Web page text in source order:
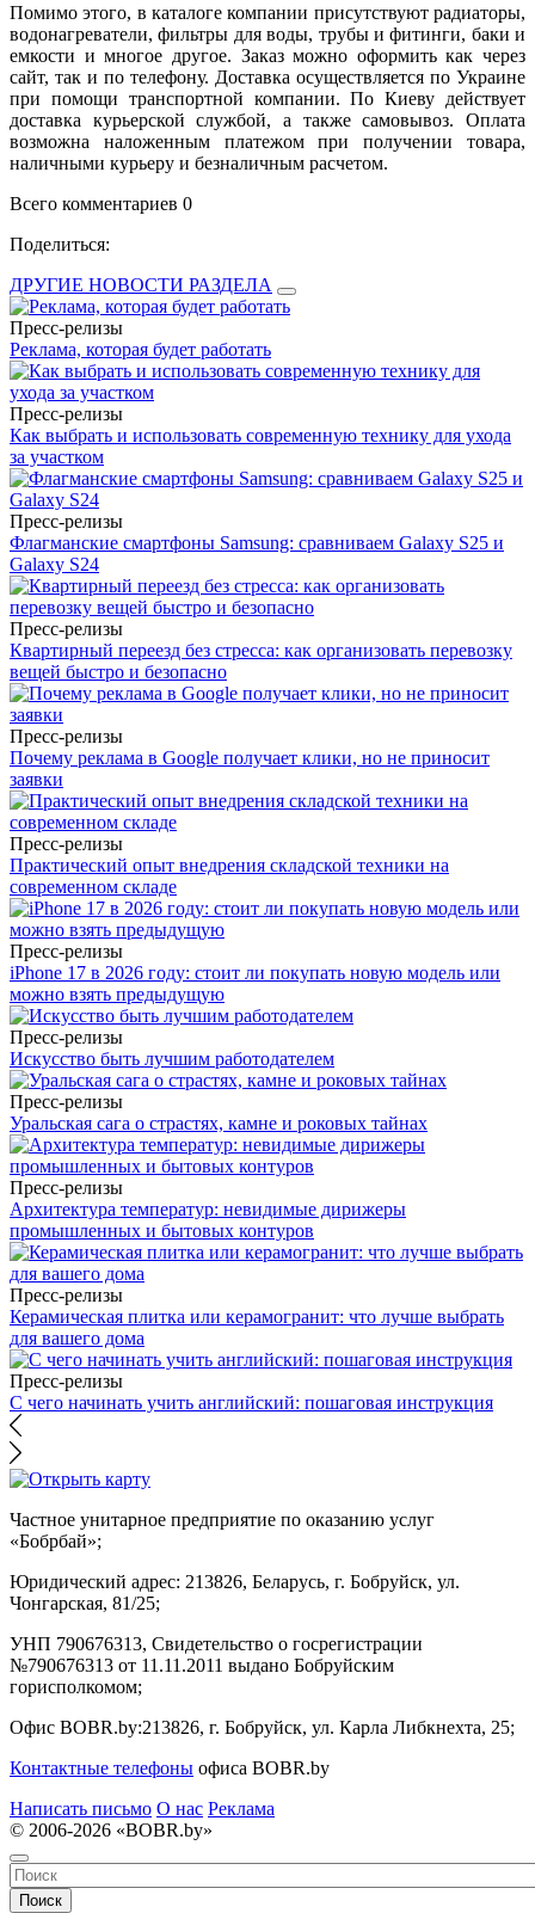
Помимо этого, в каталоге компании присутствуют радиаторы,
водонагреватели, фильтры для воды, трубы и фитинги, баки и
емкости и многое другое. Заказ можно оформить как через
сайт, так и по телефону. Доставка осуществляется по Украине
при помощи транспортной компании. По Киеву действует
доставка курьерской службой, а также самовывоз. Оплата
возможна наложенным платежом при получении товара,
наличными курьеру и безналичным расчетом.
Всего комментариев 0
Поделиться:
ДРУГИЕ НОВОСТИ РАЗДЕЛА
Пресс-релизы
Реклама, которая будет работать
Пресс-релизы
Как выбрать и использовать современную технику для ухода
за участком
Пресс-релизы
Флагманские смартфоны Samsung: сравниваем Galaxy S25 и
Galaxy S24
Пресс-релизы
Квартирный переезд без стресса: как организовать перевозку
вещей быстро и безопасно
Пресс-релизы
Почему реклама в Google получает клики, но не приносит
заявки
Пресс-релизы
Практический опыт внедрения складской техники на
современном складе
Пресс-релизы
iPhone 17 в 2026 году: стоит ли покупать новую модель или
можно взять предыдущую
Пресс-релизы
Искусство быть лучшим работодателем
Пресс-релизы
Уральская сага о страстях, камне и роковых тайнах
Пресс-релизы
Архитектура температур: невидимые дирижеры
промышленных и бытовых контуров
Пресс-релизы
Керамическая плитка или керамогранит: что лучше выбрать
для вашего дома
Пресс-релизы
С чего начинать учить английский: пошаговая инструкция
Частное унитарное предприятие по оказанию услуг
«Бобрбай»;
Юридический адрес: 213826, Беларусь, г. Бобруйск, ул.
Чонгарская, 81/25;
УНП 790676313, Свидетельство о госрегистрации
№790676313 от 11.11.2011 выдано Бобруйским
горисполкомом;
Офис BOBR.by:213826, г. Бобруйск, ул. Карла Либкнехта, 25;
Контактные телефоны офиса BOBR.by
Написать письмо О нас Реклама
© 2006-2026 «BOBR.by»
Поиск